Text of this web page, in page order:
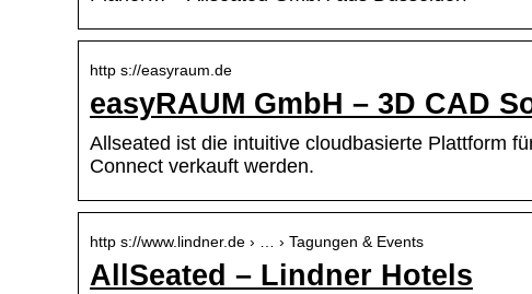
http s://easyraum.de
easyRAUM GmbH – 3D CAD
Allseated ist die intuitive cloudbasierte Plattform
Connect verkauft werden.
http s://www.lindner.de › … › Tagungen & Events
AllSeated – Lindner Hotels